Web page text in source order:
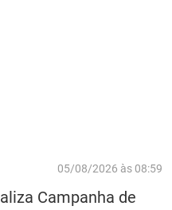
05/08/2026 às 08:59
Campanha de